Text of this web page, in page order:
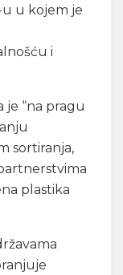
u u kojem je
i
je “na pragu
sortiranja,
plastika